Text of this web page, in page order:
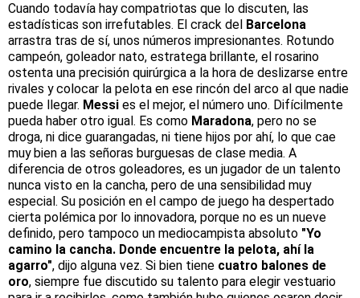
Cuando todavía hay compatriotas que lo discuten, las
estadísticas son irrefutables. El crack del Barcelona
arrastra tras de sí, unos números impresionantes. Rotundo
campeón, goleador nato, estratega brillante, el rosarino
ostenta una precisión quirúrgica a la hora de deslizarse entre
rivales y colocar la pelota en ese rincón del arco al que nadie
puede llegar. Messi es el mejor, el número uno. Difícilmente
pueda haber otro igual. Es como Maradona, pero no se
droga, ni dice guarangadas, ni tiene hijos por ahí, lo que cae
muy bien a las señoras burguesas de clase media. A
diferencia de otros goleadores, es un jugador de un talento
nunca visto en la cancha, pero de una sensibilidad muy
especial. Su posición en el campo de juego ha despertado
cierta polémica por lo innovadora, porque no es un nueve
definido, pero tampoco un mediocampista absoluto "Yo
camino la cancha. Donde encuentre la pelota, ahí la
agarro", dijo alguna vez. Si bien tiene cuatro balones de
oro, siempre fue discutido su talento para elegir vestuario